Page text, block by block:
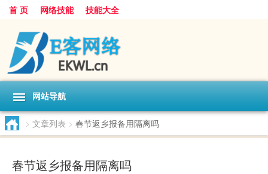
首 页 网络技能 技能大全
网站导航
> 文章列表 > 春节返乡报备用隔离吗
春节返乡报备用隔离吗